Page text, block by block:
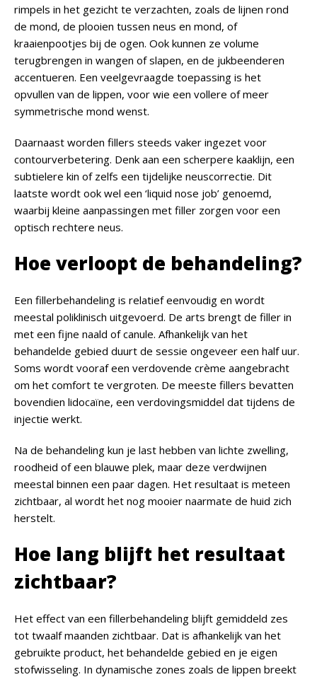
rimpels in het gezicht te verzachten, zoals de lijnen rond
de mond, de plooien tussen neus en mond, of
kraaienpootjes bij de ogen. Ook kunnen ze volume
terugbrengen in wangen of slapen, en de jukbeenderen
accentueren. Een veelgevraagde toepassing is het
opvullen van de lippen, voor wie een vollere of meer
symmetrische mond wenst.
Daarnaast worden fillers steeds vaker ingezet voor
contourverbetering. Denk aan een scherpere kaaklijn, een
subtielere kin of zelfs een tijdelijke neuscorrectie. Dit
laatste wordt ook wel een ‘liquid nose job’ genoemd,
waarbij kleine aanpassingen met filler zorgen voor een
optisch rechtere neus.
Hoe verloopt de behandeling?
Een fillerbehandeling is relatief eenvoudig en wordt
meestal poliklinisch uitgevoerd. De arts brengt de filler in
met een fijne naald of canule. Afhankelijk van het
behandelde gebied duurt de sessie ongeveer een half uur.
Soms wordt vooraf een verdovende crème aangebracht
om het comfort te vergroten. De meeste fillers bevatten
bovendien lidocaïne, een verdovingsmiddel dat tijdens de
injectie werkt.
Na de behandeling kun je last hebben van lichte zwelling,
roodheid of een blauwe plek, maar deze verdwijnen
meestal binnen een paar dagen. Het resultaat is meteen
zichtbaar, al wordt het nog mooier naarmate de huid zich
herstelt.
Hoe lang blijft het resultaat
zichtbaar?
Het effect van een fillerbehandeling blijft gemiddeld zes
tot twaalf maanden zichtbaar. Dat is afhankelijk van het
gebruikte product, het behandelde gebied en je eigen
stofwisseling. In dynamische zones zoals de lippen breekt